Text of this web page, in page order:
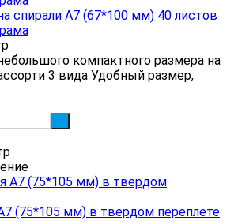
спирали А7 (67*100 мм) 40 листов
компактного размера на
3 вида Удобный размер,
(75*105 мм) в твердом переплете